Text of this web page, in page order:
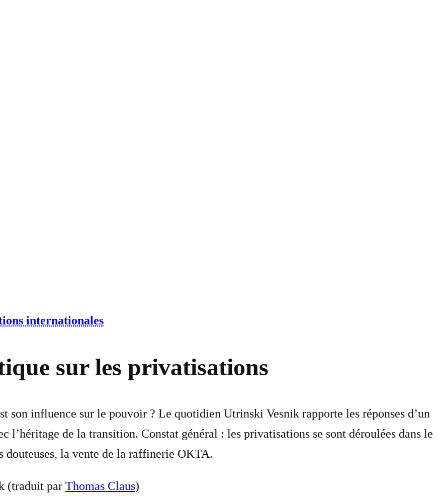
internationales
sur les privatisations
son influence sur le pouvoir ? Le quotidien Utrinski Vesnik rapporte les réponses d’un
l’héritage de la transition. Constat général : les privatisations se sont déroulées dans le
la vente de la raffinerie OKTA.
(traduit par Thomas Claus)